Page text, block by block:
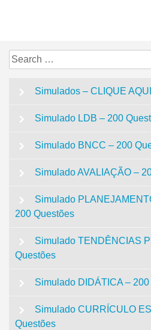
Simulados – CLIQUE AQUI
Simulado LDB – 200
Simulado BNCC – 200
Simulado AVALIAÇÃO –
Simulado
200 Questões
Simulado TENDÊNCIAS
Questões
Simulado DIDÁTICA –
Simulado CURRÍCULO
Questões